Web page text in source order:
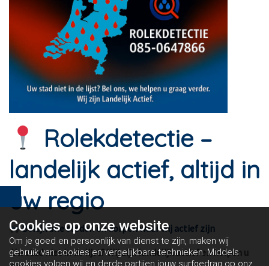
Rolekdetectie –
landelijk actief, altijd in
uw regio
Bekijk alle steden en dorpen waar wij actief zijn
Uw stad niet in de lijst? Wij zijn landelijk actief en helpen u
Cookies oponze website
Om je goed en persoonlijk van dienst te zijn, maken wij
gebruik van cookies en vergelijkbare technieken. Middels
cookies volgen wij en derde partijen jouw surfgedrag op onze